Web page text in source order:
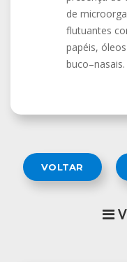
de
flutuantes
papéis,
buco–nasais.
VOLTAR